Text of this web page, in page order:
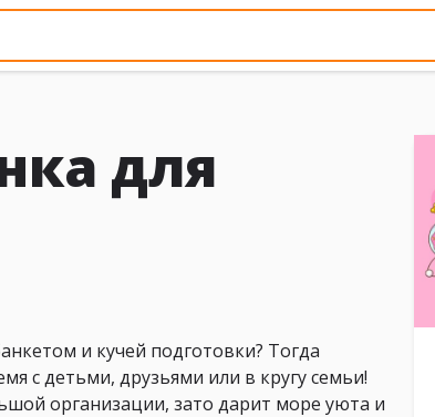
для
и кучей подготовки? Тогда
с детьми, друзьями или в кругу семьи!
организации, зато дарит море уюта и